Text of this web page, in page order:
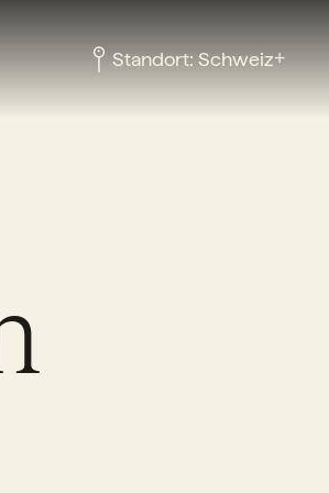
Standort: Schweiz+